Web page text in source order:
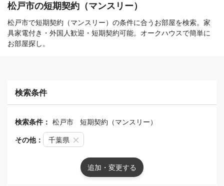
松戸市の短期契約（マンスリー）
松戸市で短期契約（マンスリー）の条件に合うお部屋を検索。家
具家電付き・外国人歓迎・短期契約可能。オークハウスで簡単に
お部屋探し。
検索条件
検索条件： 松戸市 短期契約（マンスリー）
その他： 千葉県
追加・変更する